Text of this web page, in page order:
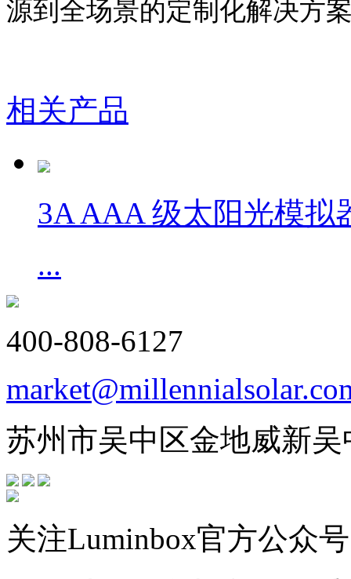
源到全场景的定制化解决方
相关产品
3A AAA 级太阳光模拟
...
400-808-6127
苏州市吴中区金地威新
关注Luminbox官方公众号